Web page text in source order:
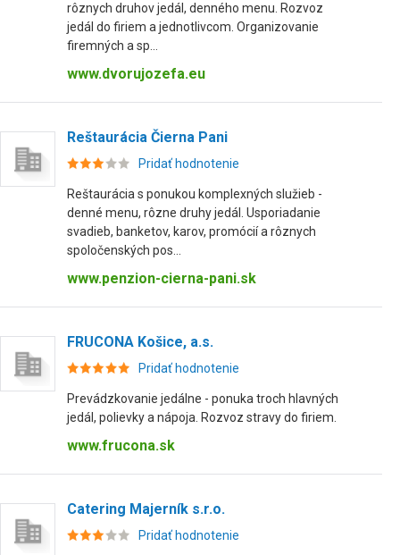
rôznych druhov jedál, denného menu. Rozvoz
jedál do firiem a jednotlivcom. Organizovanie
firemných a sp...
www.dvorujozefa.eu
Reštaurácia Čierna Pani
Pridať hodnotenie
Reštaurácia s ponukou komplexných služieb -
denné menu, rôzne druhy jedál. Usporiadanie
svadieb, banketov, karov, promócií a rôznych
spoločenských pos...
www.penzion-cierna-pani.sk
FRUCONA Košice, a.s.
Pridať hodnotenie
Prevádzkovanie jedálne - ponuka troch hlavných
jedál, polievky a nápoja. Rozvoz stravy do firiem.
www.frucona.sk
Catering Majerník s.r.o.
Pridať hodnotenie